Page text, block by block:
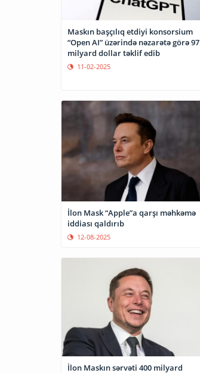
Maskın başçılıq etdiyi konsorsium
“Open AI” üzərində nəzarətə görə 97
milyard dollar təklif edib
11-02-2025
İlon Mask “Apple”a qarşı məhkəmə
iddiası qaldırıb
12-08-2025
İlon Maskın sərvəti 400 milyard